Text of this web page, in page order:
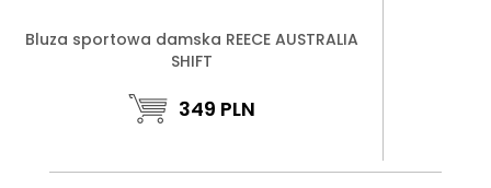
Bluza sportowa damska REECE AUSTRALIA
SHIFT
349 PLN